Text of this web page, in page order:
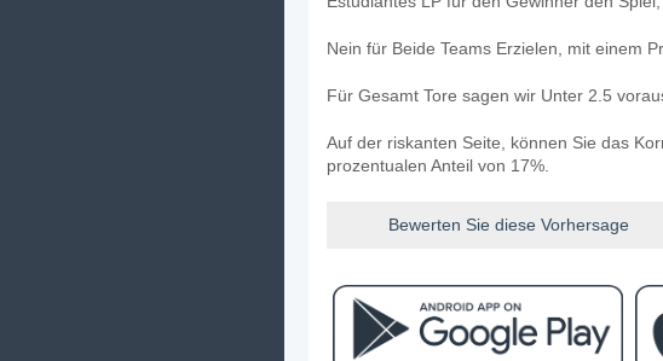
Nein für Beide Teams Erzielen, mit einem
Für Gesamt Tore sagen wir Unter 2.5
Auf der riskanten Seite, können Sie das
prozentualen Anteil von 17%.
Bewerten Sie diese Vorhersage